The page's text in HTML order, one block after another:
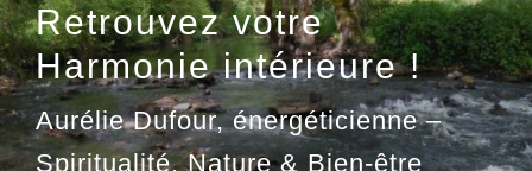
Retrouvez votre
Harmonie intérieure !
Aurélie Dufour, énergéticienne –
Spiritualité, Nature & Bien-être